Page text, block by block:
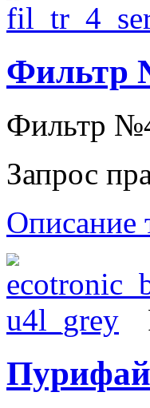
Фильтр
Фильтр
Запрос
Описание